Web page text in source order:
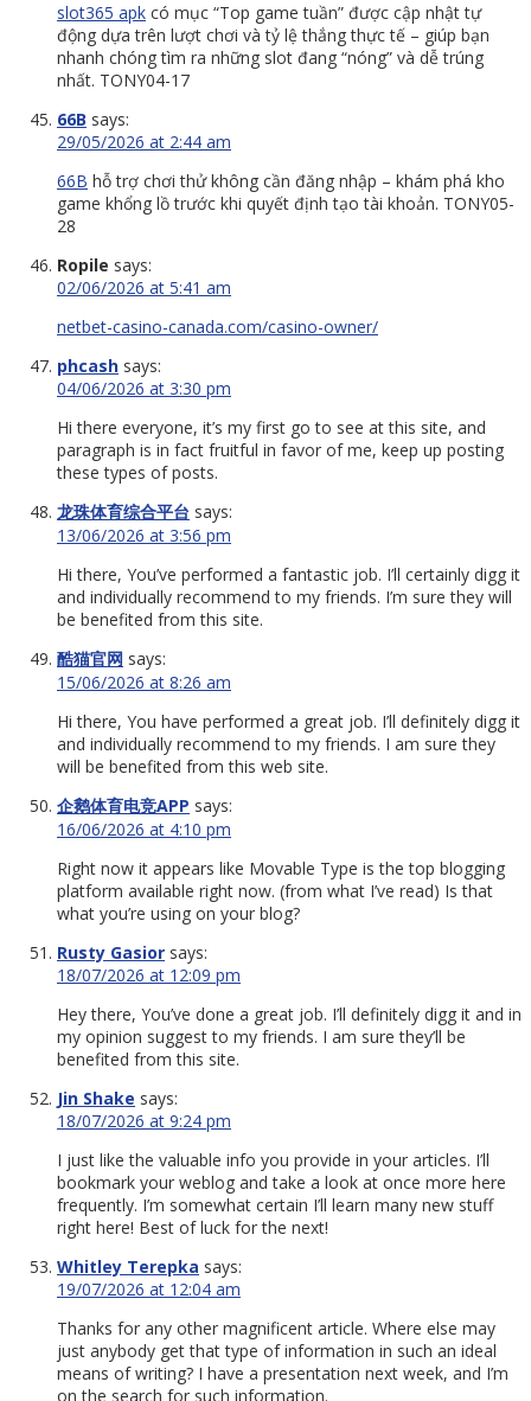
slot365 apk có mục “Top game tuần” được cập nhật tự
động dựa trên lượt chơi và tỷ lệ thắng thực tế – giúp bạn
nhanh chóng tìm ra những slot đang “nóng” và dễ trúng
nhất. TONY04-17
66B says:
29/05/2026 at 2:44 am
66B hỗ trợ chơi thử không cần đăng nhập – khám phá kho
game khổng lồ trước khi quyết định tạo tài khoản. TONY05-
28
Ropile says:
02/06/2026 at 5:41 am
netbet-casino-canada.com/casino-owner/
phcash says:
04/06/2026 at 3:30 pm
Hi there everyone, it’s my first go to see at this site, and
paragraph is in fact fruitful in favor of me, keep up posting
these types of posts.
龙珠体育综合平台 says:
13/06/2026 at 3:56 pm
Hi there, You’ve performed a fantastic job. I’ll certainly digg it
and individually recommend to my friends. I’m sure they will
be benefited from this site.
酷猫官网 says:
15/06/2026 at 8:26 am
Hi there, You have performed a great job. I’ll definitely digg it
and individually recommend to my friends. I am sure they
will be benefited from this web site.
企鹅体育电竞APP says:
16/06/2026 at 4:10 pm
Right now it appears like Movable Type is the top blogging
platform available right now. (from what I’ve read) Is that
what you’re using on your blog?
Rusty Gasior says:
18/07/2026 at 12:09 pm
Hey there, You’ve done a great job. I’ll definitely digg it and in
my opinion suggest to my friends. I am sure they’ll be
benefited from this site.
Jin Shake says:
18/07/2026 at 9:24 pm
I just like the valuable info you provide in your articles. I’ll
bookmark your weblog and take a look at once more here
frequently. I’m somewhat certain I’ll learn many new stuff
right here! Best of luck for the next!
Whitley Terepka says:
19/07/2026 at 12:04 am
Thanks for any other magnificent article. Where else may
just anybody get that type of information in such an ideal
means of writing? I have a presentation next week, and I’m
on the search for such information.